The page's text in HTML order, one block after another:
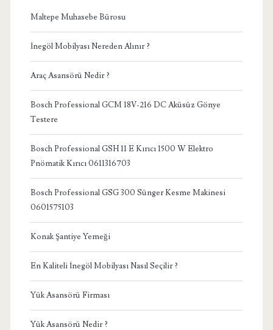
Maltepe Muhasebe Bürosu
İnegöl Mobilyası Nereden Alınır ?
Araç Asansörü Nedir ?
Bosch Professional GCM 18V-216 DC Aküsüz Gönye
Testere
Bosch Professional GSH 11 E Kırıcı 1500 W Elektro
Pnömatik Kırıcı 0611316703
Bosch Professional GSG 300 Sünger Kesme Makinesi
0601575103
Konak Şantiye Yemeği
En Kaliteli İnegöl Mobilyası Nasıl Seçilir ?
Yük Asansörü Firması
Yük Asansörü Nedir ?